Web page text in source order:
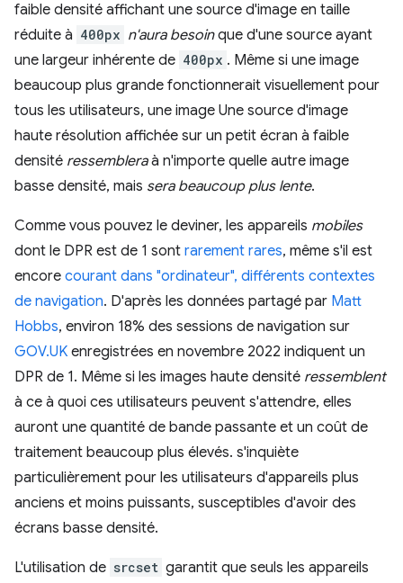
faible densité affichant une source d'image en taille
réduite à 400px n'aura besoinque d'une source ayant
une largeur inhérente de 400px . Même si une image
beaucoup plus grande fonctionnerait visuellement pour
tous les utilisateurs, une image Une source d'image
haute résolution affichée sur un petit écran à faible
densité ressembleraà n'importe quelle autre image
basse densité, mais sera beaucoup plus lente.
Comme vous pouvez le deviner, les appareils mobiles
dont le DPR est de 1 sont rarement rares, même s'il est
encore courant dans "ordinateur", différents contextes
de navigation. D'après les données partagé par Matt
Hobbs, environ 18% des sessions de navigation sur
GOV.UK enregistrées en novembre 2022 indiquent un
DPR de 1. Même si les images haute densité ressemblent
à ce à quoi ces utilisateurs peuvent s'attendre, elles
auront une quantité de bande passante et un coût de
traitement beaucoup plus élevés. s'inquiète
particulièrement pour les utilisateurs d'appareils plus
anciens et moins puissants, susceptibles d'avoir des
écrans basse densité.
L'utilisation de srcset garantit que seuls les appareils